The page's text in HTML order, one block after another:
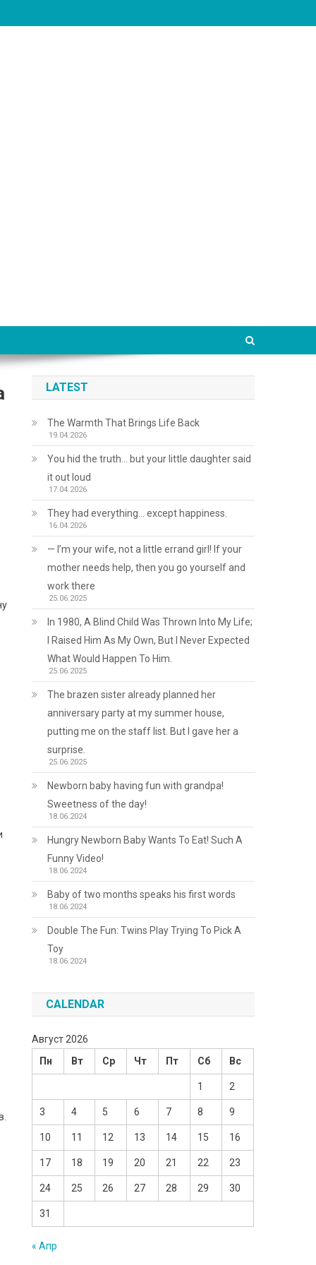
LATEST
The Warmth That Brings Life Back
19.04.2026
You hid the truth… but your little daughter said
it out loud
17.04.2026
They had everything… except happiness.
16.04.2026
— I’m your wife, not a little errand girl! If your
mother needs help, then you go yourself and
work there
25.06.2025
In 1980, A Blind Child Was Thrown Into My Life;
I Raised Him As My Own, But I Never Expected
What Would Happen To Him.
25.06.2025
The brazen sister already planned her
anniversary party at my summer house,
putting me on the staff list. But I gave her a
surprise.
25.06.2025
Newborn baby having fun with grandpa!
Sweetness of the day!
18.06.2024
Hungry Newborn Baby Wants To Eat! Such A
Funny Video!
18.06.2024
Baby of two months speaks his first words
18.06.2024
Double The Fun: Twins Play Trying To Pick A
Toy
18.06.2024
CALENDAR
Август 2026
Пн
Вт Ср Чт Пт Сб Вс
1 2
3 4 5 6 7 8 9
10 11 12 13 14 15 16
17 18 19 20 21 22 23
24 25 26 27 28 29 30
31
« Апр